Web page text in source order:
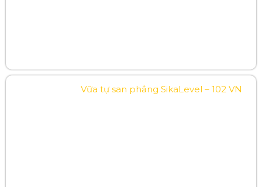
Vữa tự san phẳng SikaLevel – 102 VN